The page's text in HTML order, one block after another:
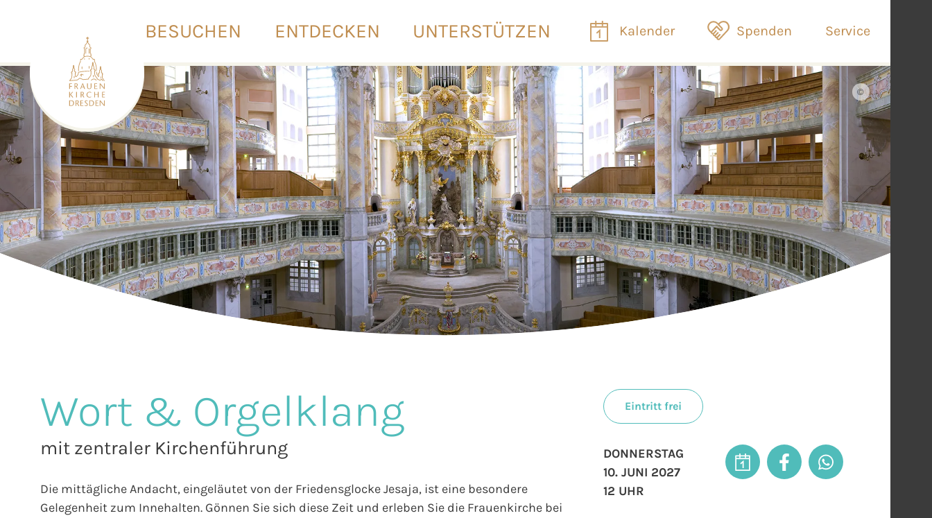
BESUCHEN ENTDECKEN UNTERSTÜTZEN Kalender Spenden Service
©
Wort & Orgelklang
mit zentraler Kirchenführung
Die mittägliche Andacht, eingeläutet von der Friedensglocke Jesaja, ist eine besondere
Gelegenheit zum Innehalten. Gönnen Sie sich diese Zeit und erleben Sie die Frauenkirche bei
Eintritt frei
DONNERSTAG
10. JUNI 2027
12 UHR